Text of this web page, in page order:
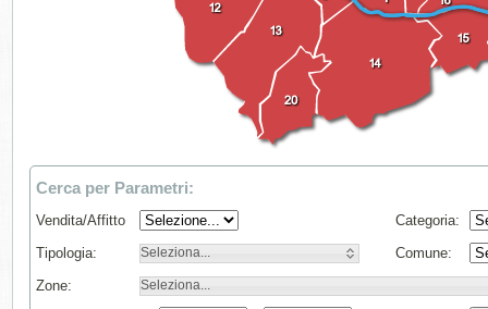
Cerca per Parametri:
Vendita/Affitto
Categoria:
Tipologia:
Seleziona...
Comune:
Zone:
Seleziona...